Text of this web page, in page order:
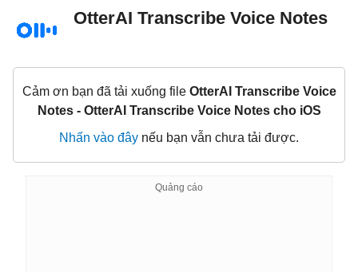
OtterAI Transcribe Voice Notes
Cảm ơn bạn đã tải xuống file OtterAI Transcribe Voice
Notes - OtterAI Transcribe Voice Notes cho iOS
Nhấn vào đây nếu bạn vẫn chưa tải được.